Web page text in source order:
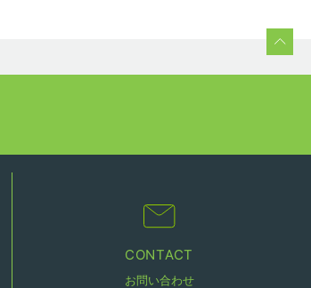
CONTACT
お問い合わせ